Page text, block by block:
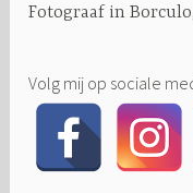
Fotograaf in
Volg mij op sociale